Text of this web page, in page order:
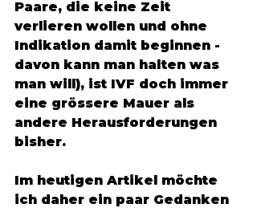
Paare, die keine Zeit
verlieren wollen und ohne
Indikation damit beginnen -
davon kann man halten was
man will), ist IVF doch immer
eine grössere Mauer als
andere Herausforderungen
bisher.
Im heutigen Artikel möchte
ich daher ein paar Gedanken